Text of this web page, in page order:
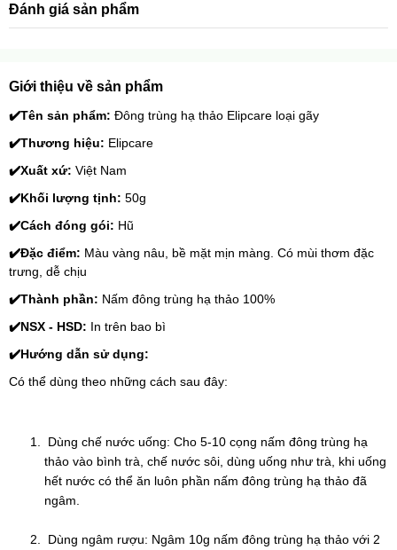
Đánh giá sản phẩm
Giới thiệu về sản phẩm
✔️Tên sản phẩm: Đông trùng hạ thảo Elipcare loại gãy
✔️Thương hiệu: Elipcare
✔️Xuất xứ: Việt Nam
✔️Khối lượng tịnh: 50g
✔️Cách đóng gói: Hũ
✔️Đặc điểm: Màu vàng nâu, bề mặt mịn màng. Có mùi thơm đặc
trưng, dễ chịu
✔️Thành phần: Nấm đông trùng hạ thảo 100%
✔️NSX - HSD: In trên bao bì
✔️Hướng dẫn sử dụng:
Có thể dùng theo những cách sau đây:
Dùng chế nước uống: Cho 5-10 cọng nấm đông trùng hạ
thảo vào bình trà, chế nước sôi, dùng uống như trà, khi uống
hết nước có thể ăn luôn phần nấm đông trùng hạ thảo đã
ngâm.
Dùng ngâm rượu: Ngâm 10g nấm đông trùng hạ thảo với 2